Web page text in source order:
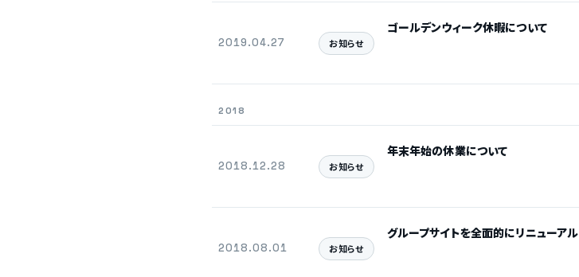
2019.04.27 お知らせ
ゴールデンウィーク休暇について
2018
2018.12.28 お知らせ
年末年始の休業について
2018.08.01 お知らせ
グループサイトを全面的にリニューアル